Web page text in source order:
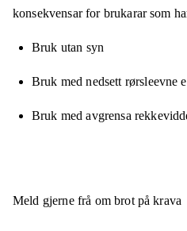
konsekvensar for brukarar som
Bruk utan syn
Bruk med nedsett rørsleevne
Bruk med avgrensa
Meld gjerne frå om brot på krava